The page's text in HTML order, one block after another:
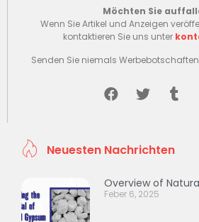
Möchten Sie
Wenn Sie Artikel und Anzeigen
kontaktieren Sie uns unter
Senden Sie niemals
Neuesten Nachrichten
Overview of
Feber 6, 2025